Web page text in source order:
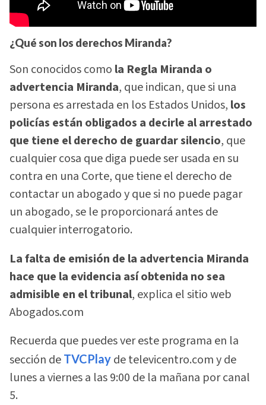
¿Qué son los derechos Miranda?
Son conocidos como la Regla Miranda o
advertencia Miranda, que indican, que si una
persona es arrestada en los Estados Unidos, los
policías están obligados a decirle al arrestado
que tiene el derecho de guardar silencio, que
cualquier cosa que diga puede ser usada en su
contra en una Corte, que tiene el derecho de
contactar un abogado y que si no puede pagar
un abogado, se le proporcionará antes de
cualquier interrogatorio.
La falta de emisión de la advertencia Miranda
hace que la evidencia así obtenida no sea
admisible en el tribunal, explica el sitio web
Abogados.com
Recuerda que puedes ver este programa en la
sección de TVCPlay de televicentro.com y de
lunes a viernes a las 9:00 de la mañana por canal
5.